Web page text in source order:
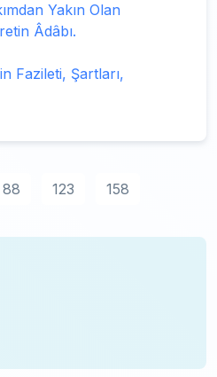
Yakın Olan
Âdâbı.
Fazileti, Şartları,
88 123 158